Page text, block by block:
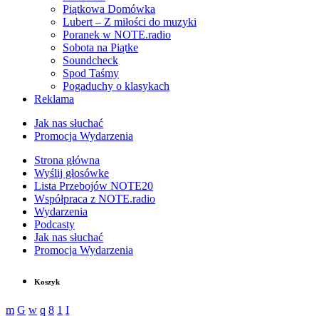
Piątkowa Domówka
Lubert – Z miłości do muzyki
Poranek w NOTE.radio
Sobota na Piątke
Soundcheck
Spod Taśmy
Pogaduchy o klasykach
Reklama
Jak nas słuchać
Promocja Wydarzenia
Strona główna
Wyślij głosówke
Lista Przebojów NOTE20
Współpraca z NOTE.radio
Wydarzenia
Podcasty
Jak nas słuchać
Promocja Wydarzenia
Koszyk